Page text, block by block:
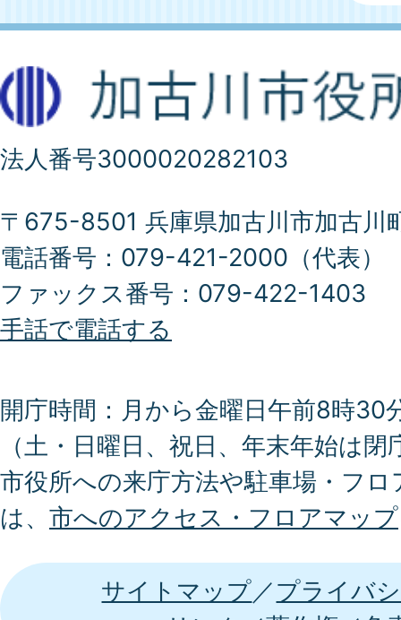
法人番号3000020282103
〒675-8501 兵庫県加古川市加古川
電話番号：079-421-2000（代表）
ファックス番号：079-422-1403
手話で電話する
開庁時間：月から金曜日午前8時30
（土・日曜日、祝日、年末年始は閉
市役所への来庁方法や駐車場・フ
は、 市へのアクセス・フロアマップ
サイトマップ
プライバ